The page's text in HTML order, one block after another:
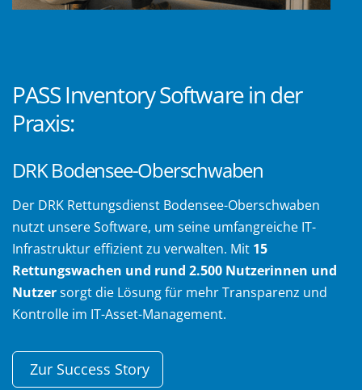
PASS Inventory Software in der
Praxis:
DRK Bodensee-Oberschwaben
Der DRK Rettungsdienst Bodensee-Oberschwaben
nutzt unsere Software, um seine umfangreiche IT-
Infrastruktur effizient zu verwalten. Mit 15
Rettungswachen und rund 2.500 Nutzerinnen und
Nutzersorgt die Lösung für mehr Transparenz und
Kontrolle im IT-Asset-Management.
Zur Success Story